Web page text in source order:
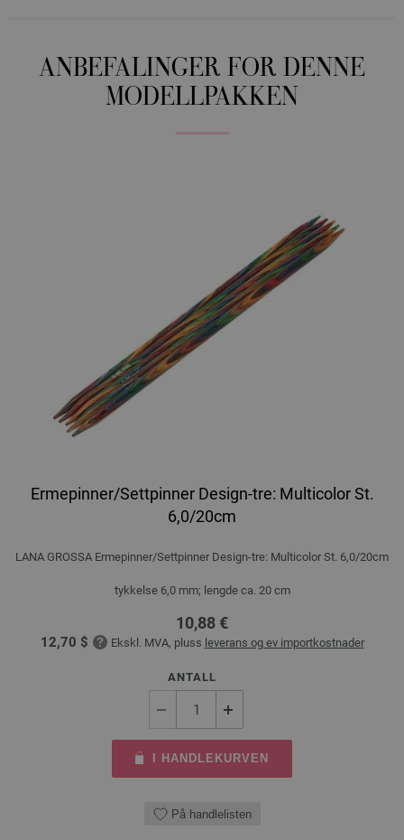
ANBEFALINGER FOR DENNE
MODELLPAKKEN
Ermepinner/Settpinner Design-tre: Multicolor St.
6,0/20cm
LANA GROSSA Ermepinner/Settpinner Design-tre: Multicolor St. 6,0/20cm
tykkelse 6,0 mm; lengde ca. 20 cm
10,88 €
12,70 $ Ekskl. MVA, pluss leverans og ev importkostnader
ANTALL
I HANDLEKURVEN
På handlelisten